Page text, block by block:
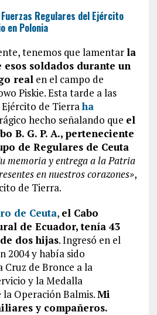
Regulares del Ejército
en Polonia
tenemos que lamentarla
esos soldados durante un
realen el campo de
Piskie. Esta tarde a las
Ejército de Tierraha
hecho señalando que el
B. G. P. A., perteneciente
de Regulares de Ceuta
memoria y entrega a la Patria
en nuestros corazones»,
de Tierra.
de Ceuta, el Cabo
de Ecuador, tenía 43
dos hijas. Ingresó en el
2004 y había sido
Cruz de Bronce a la
y la Medalla
Operación Balmis.Mi
y compañeros.